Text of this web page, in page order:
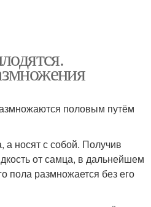
половым путём
носят с собой. Получив
от самца, в дальнейшем
пола размножается без его